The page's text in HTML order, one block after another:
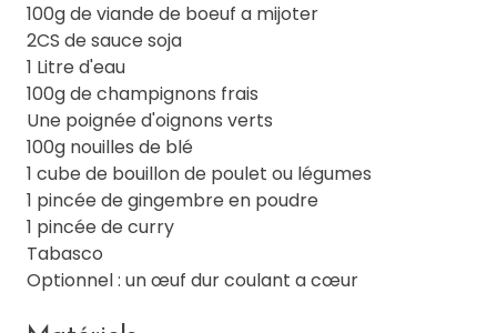
100g de viande de boeuf a mijoter
2CS de sauce soja
1 Litre d'eau
100g de champignons frais
Une poignée d'oignons verts
100g nouilles de blé
1 cube de bouillon de poulet ou légumes
1 pincée de gingembre en poudre
1 pincée de curry
Tabasco
Optionnel : un œuf dur coulant a cœur